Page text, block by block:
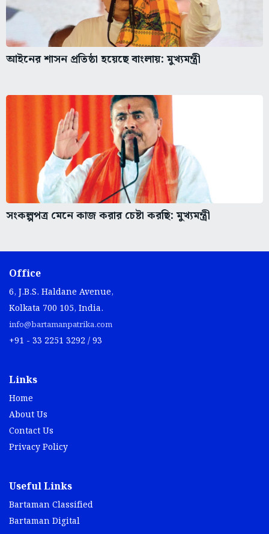
আইনের শাসন প্রতিষ্ঠা হয়েছে বাংলায়: মুখ্যমন্ত্রী
সংকল্পপত্র মেনে কাজ করার চেষ্টা করছি: মুখ্যমন্ত্রী
Office
6, J.B.S. Haldane Avenue,
Kolkata 700 105, India.
info@bartamanpatrika.com
+91 - 33 2251 3292 / 93
Links
Home
About Us
Contact Us
Privacy Policy
Useful Links
Bartaman Classified
Bartaman Digital